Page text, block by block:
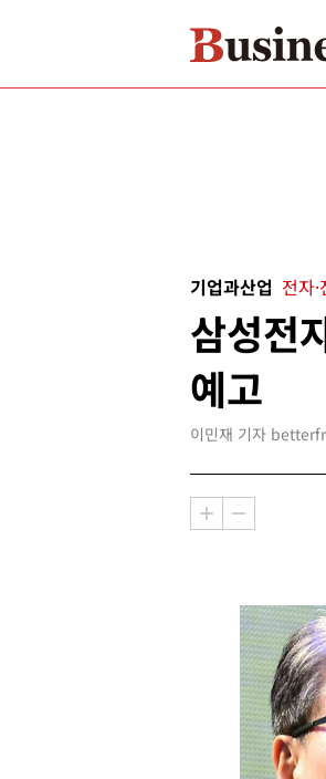
기업과산업 전자
삼성전
예고
이민재 기자